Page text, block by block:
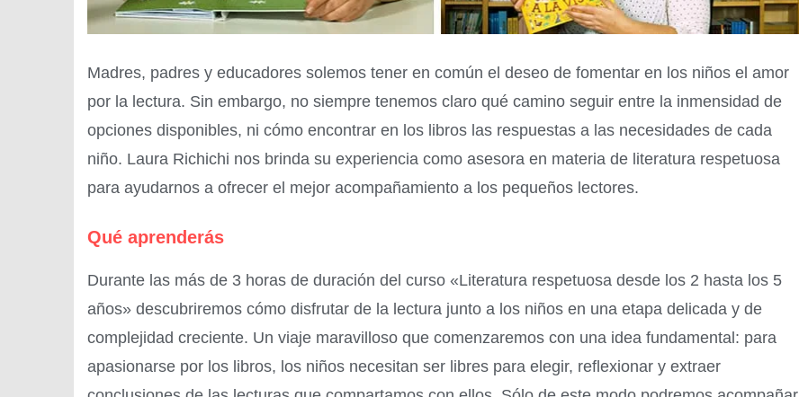
Madres, padres y educadores solemos tener en común el deseo de fomentar en los niños el amor
por la lectura. Sin embargo, no siempre tenemos claro qué camino seguir entre la inmensidad de
opciones disponibles, ni cómo encontrar en los libros las respuestas a las necesidades de cada
niño. Laura Richichi nos brinda su experiencia como asesora en materia de literatura respetuosa
para ayudarnos a ofrecer el mejor acompañamiento a los pequeños lectores.
Qué aprenderás
Durante las más de 3 horas de duración del curso «Literatura respetuosa desde los 2 hasta los 5
años» descubriremos cómo disfrutar de la lectura junto a los niños en una etapa delicada y de
complejidad creciente. Un viaje maravilloso que comenzaremos con una idea fundamental: para
apasionarse por los libros, los niños necesitan ser libres para elegir, reflexionar y extraer